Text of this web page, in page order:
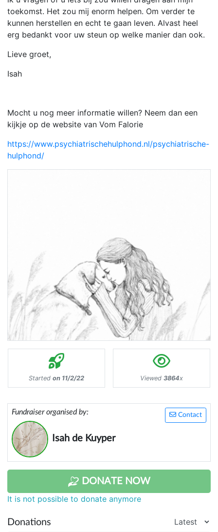
toekomst. Het zou mij enorm helpen. Om verder te
kunnen herstellen en echt te gaan leven. Alvast heel
erg bedankt voor uw steun op welke manier dan ook.
Lieve groet,
Isah
Mocht u nog meer informatie willen? Neem dan een
kijkje op de website van Vom Falorie
https://www.psychiatrischehulphond.nl/psychiatrische-
hulphond/
Started on 11/2/22 Viewed 3864x
Contact
Fundraiser organised by:
Isah de Kuyper
DONATE NOW
It is not possible to donate anymore
Donations